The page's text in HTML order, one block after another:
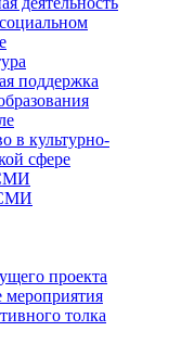
поддержка
в культурно-
сфере
проекта
толка